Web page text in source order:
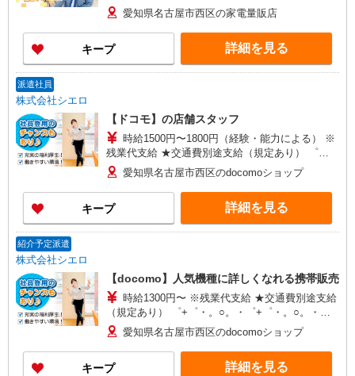
゜+゜・。○。・゜+゜・。○。・゜+゜ 入社祝い金
10万円支給(規定有) お友達を紹介頂くと, インセン
ティブ支給(規定有) ゜・。○。・゜+゜・。
○。・゜+゜
愛知県名古屋市西区の家電量販店
キープ 詳細を見る
派遣社員
株式会社シエロ
【ドコモ】の店舗スタッフ
時給1500円〜1800円（経験・能力による） ※
残業代支給 ★交通費別途支給（規定あり） ゜
+゜・。○。・゜+゜・。○。・゜+゜ 入社祝い金10
万円支給(規定有) お友達を紹介頂くと, インセンテ
ィブ支給(規定有) ★月2回払い・週払い可能（規程
有）★ ゜・。○。・゜+゜・。○。・゜+゜
愛知県名古屋市西区のdocomoショップ
キープ 詳細を見る
紹介予定派遣
株式会社シエロ
【docomo】人気機種に詳しくなれる携帯販売
時給1300円〜 ※残業代支給 ★交通費別途支給
（規定あり） ゜+゜・。○。・゜+゜・。○。・゜
+゜ 入社祝い金10万円支給(規定有) お友達を紹介
頂くと, インセンティブ支給(規定有) ★月2回払
い・週払い可能（規程有）★ ゜・。○。・゜
+゜・。○。・゜+゜
愛知県名古屋市西区のdocomoショップ
キープ 詳細を見る